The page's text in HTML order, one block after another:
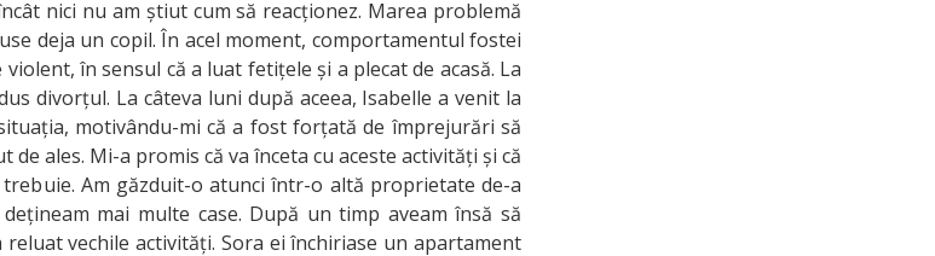
nici nu am știut cum să reacționez. Marea problemă
deja un copil. În acel moment, comportamentul fostei
în sensul că a luat fetițele și a plecat de acasă. La
divorțul. La câteva luni după aceea, Isabelle a venit la
motivându-mi că a fost forțată de împrejurări să
de ales. Mi-a promis că va înceta cu aceste activități și că
Am găzduit-o atunci într-o altă proprietate de-a
mai multe case. După un timp aveam însă să
vechile activități. Sora ei închiriase un apartament